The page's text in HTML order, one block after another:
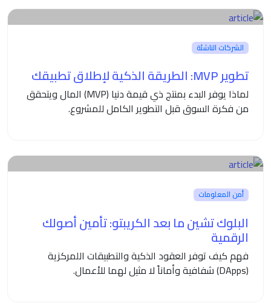
الشركات الناشئة
تطوير MVP: الطريقة الذكية لإطلاق تطبيقك
لماذا يوفر البدء بمنتج ذي قيمة دنيا (MVP) المال ويتحقق
من فكرة السوق قبل التطوير الكامل للمشروع.
أمن المعلومات
البلوك تشين ما بعد الكريبتو: تأمين أصولك
الرقمية
فهم كيف توفر العقود الذكية والتطبيقات اللمركزية
(DApps) شفافية وأماناً لا مثيل لهما للأعمال.